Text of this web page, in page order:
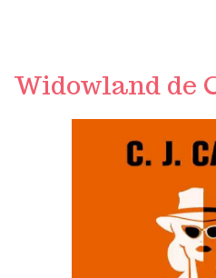
Widowland de